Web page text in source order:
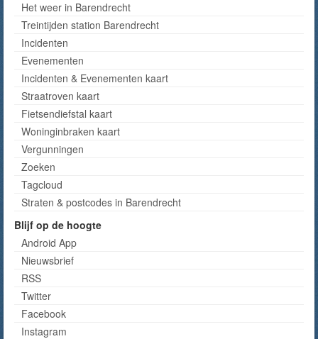
Het weer in Barendrecht
Treintijden station Barendrecht
Incidenten
Evenementen
Incidenten & Evenementen kaart
Straatroven kaart
Fietsendiefstal kaart
Woninginbraken kaart
Vergunningen
Zoeken
Tagcloud
Straten & postcodes in Barendrecht
Blijf op de hoogte
Android App
Nieuwsbrief
RSS
Twitter
Facebook
Instagram